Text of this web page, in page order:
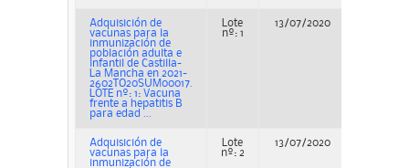
Adquisición de
vacunas para la
inmunización de
población adulta e
infantil de Castilla-
La Mancha en 2021-
2602TO20SUM00017.
LOTE nº: 1: Vacuna
frente a hepatitis B
para edad ...
Lote
nº: 1
13/07/2020
Adquisición de
vacunas para la
inmunización de
Lote
nº: 2
13/07/2020